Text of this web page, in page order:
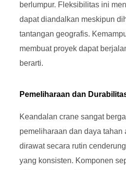
berlumpur. Fleksibilitas ini
dapat diandalkan meskipun
tantangan geografis.
membuat proyek dapat
berarti.
Pemeliharaan dan
Keandalan crane sangat
pemeliharaan dan daya tahan
dirawat secara rutin
yang konsisten. Komponen